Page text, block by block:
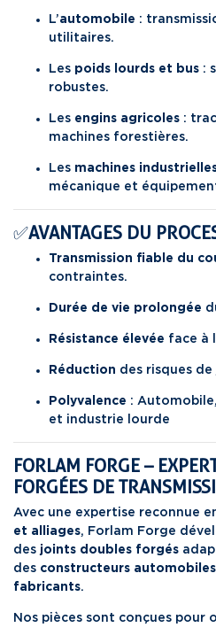
L’automobile :
utilitaires.
Les poids lourds et bus :
robustes.
Les engins agricoles :
machines forestières.
Les machines
mécanique et
✅AVANTAGES DU
Transmission fiable du
contraintes.
Durée de vie prolongée
Résistance élevée face à
Réduction des risques
Polyvalence :
et industrie lourde
FORLAM FORGE –
FORGÉES DE
Avec une expertise reconnue
et alliages, Forlam Forge
des joints doubles forgés
des constructeurs
fabricants.
Nos pièces sont conçues pour